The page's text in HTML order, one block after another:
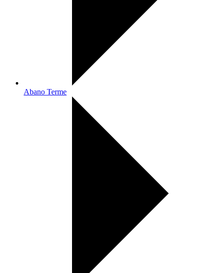
Abano Terme